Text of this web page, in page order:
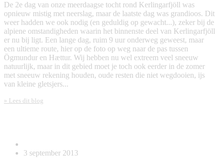
De 2e dag van onze meerdaagse tocht rond Kerlingarfjöll was
opnieuw mistig met neerslag, maar de laatste dag was grandioos. Dit
weer hadden we ook nodig (en geduldig op gewacht...), zeker bij de
alpiene omstandigheden waarin het binnenste deel van Kerlingarfjöll
er nu bij ligt. Een lange dag, ruim 9 uur onderweg geweest, maar
een ultieme route, hier op de foto op weg naar de pas tussen
Ögmundur en Hættur. Wij hebben nu wel extreem veel sneeuw
natuurlijk, maar in dit gebied moet je toch ook eerder in de zomer
met sneeuw rekening houden, oude resten die niet wegdooien, ijs
van kleine gletsjers...
» Lees dit blog
3 september 2013